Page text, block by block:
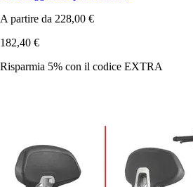
A partire da 228,00 €
182,40 €
Risparmia 5% con il codice EXTRA